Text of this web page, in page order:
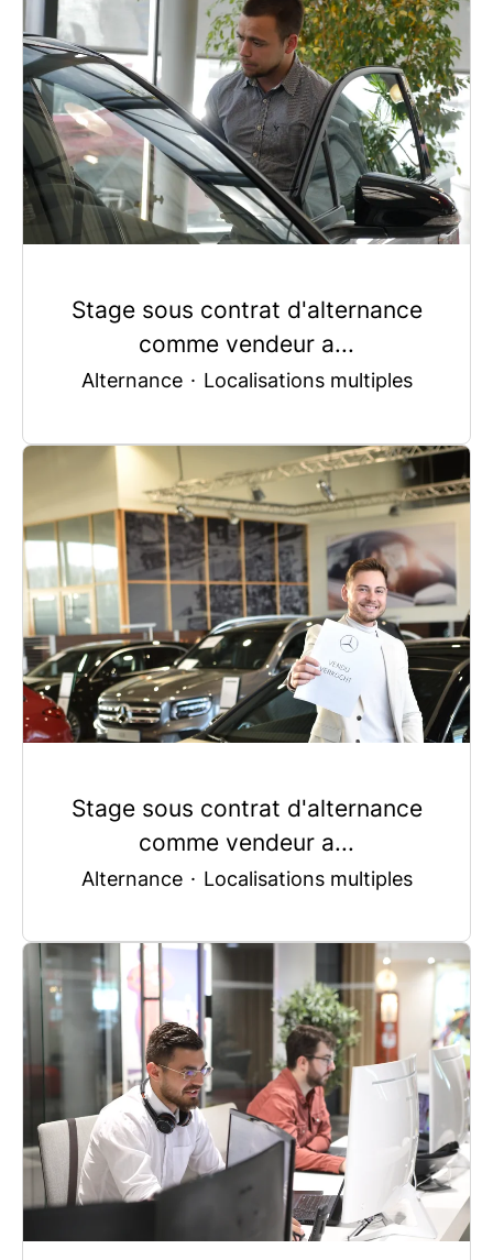
Stage sous contrat d'alternance
comme vendeur a...
Alternance · Localisations multiples
Stage sous contrat d'alternance
comme vendeur a...
Alternance · Localisations multiples